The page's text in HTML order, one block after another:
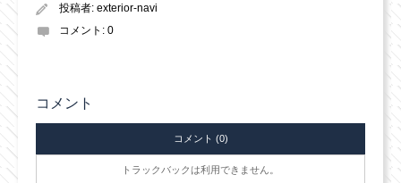
投稿者: exterior-navi
コメント: 0
コメント
コメント (0)
トラックバックは利用できません。